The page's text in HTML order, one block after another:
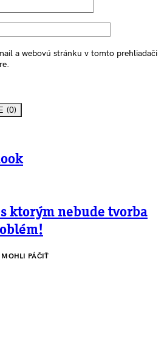
a webovú stránku v tomto prehliadači
(0)
ktorým nebude tvorba
PÁČIŤ